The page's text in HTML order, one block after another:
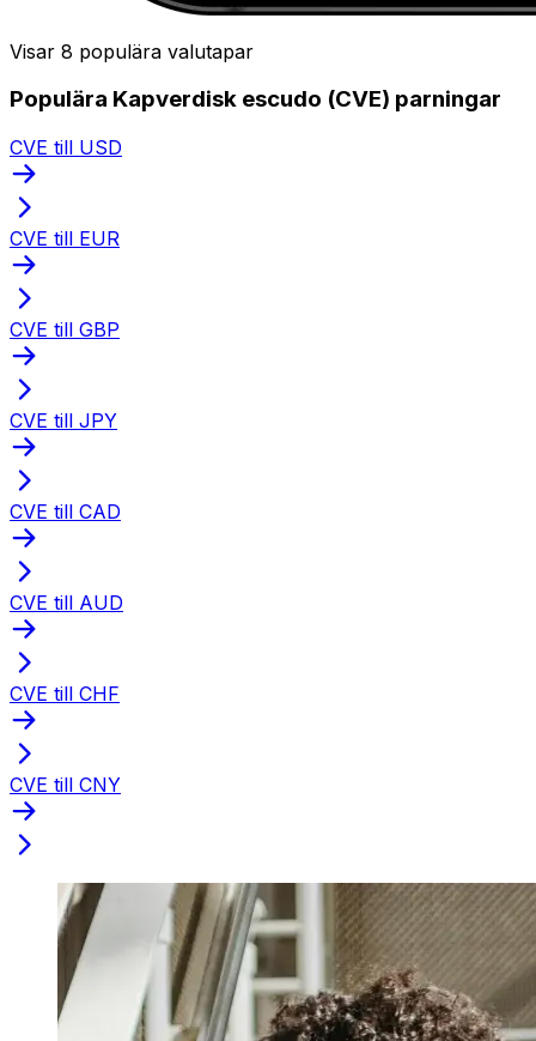
Visar 8 populära valutapar
Populära Kapverdisk escudo (CVE) parningar
CVE till USD
CVE till EUR
CVE till GBP
CVE till JPY
CVE till CAD
CVE till AUD
CVE till CHF
CVE till CNY